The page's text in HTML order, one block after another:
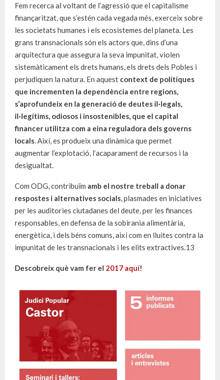
Fem recerca al voltant de l’agressió que el capitalisme
finançaritzat, que s’estén cada vegada més, exerceix sobre
les societats humanes i els ecosistemes del planeta. Les
grans transnacionals són els actors que, dins d’una
arquitectura que assegura la seva impunitat, violen
sistemàticament els drets humans, els drets dels Pobles i
perjudiquen la natura. En aquest context de polítiques
que incrementen la dependència entre regions,
s’aprofundeix en la generació de deutes il·legals,
il·legítims, odiosos i insostenibles, que el capital
financer utilitza com a eina reguladora dels governs
locals. Així, es produeix una dinàmica que permet
augmentar l’explotació, l’acaparament de recursos i la
desigualtat.
Com ODG, contribuïm amb el nostre treball a donar
respostes i alternatives socials, plasmades en iniciatives
per les auditories ciutadanes del deute, per les finances
responsables, en defensa de la sobirania alimentària,
energètica, i dels béns comuns, així com en lluites contra la
impunitat de les transnacionals i les elits extractives.13
Descobreix què vam fer el 2017 aquí!